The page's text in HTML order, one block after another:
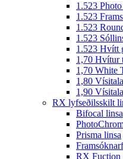
1.523
1.523
1.523
1.523
1.523 Hvítt
1,70 Hvítur
1,70 White
1,80 Vísitala
1,90 Vísitala
RX lyfseðilsskilt
Bifocal linsa
Prisma linsa
RX Fuction